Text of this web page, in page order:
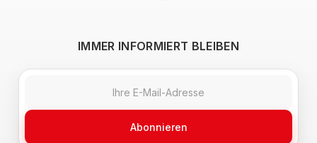
IMMER INFORMIERT BLEIBEN
Abonnieren